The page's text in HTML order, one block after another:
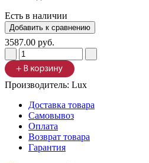
Есть в наличии
3587.00 руб.
Производитель: Lux
Доставка товара
Самовывоз
Оплата
Возврат товара
Гарантия